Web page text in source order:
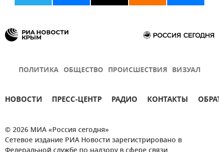
ПОЛИТИКА ОБЩЕСТВО ПРОИСШЕСТВИЯ ВИЗУАЛ
НОВОСТИ ПРЕСС-ЦЕНТР РАДИО КОНТАКТЫ
© 2026 МИА «Россия сегодня»
Сетевое издание РИА Новости зарегистрировано в